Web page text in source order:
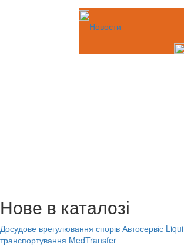
Новости
Нове в каталозі
Досудове врегулювання спорів Автосервіс
транспортування MedTransfer